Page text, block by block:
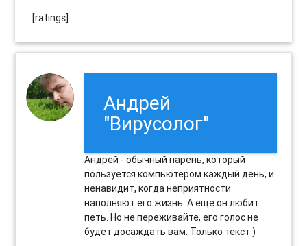
[ratings]
Андрей
"Вирусолог"
Андрей - обычный парень, который
пользуется компьютером каждый день, и
ненавидит, когда неприятности
наполняют его жизнь. А еще он любит
петь. Но не переживайте, его голос не
будет досаждать вам. Только текст )